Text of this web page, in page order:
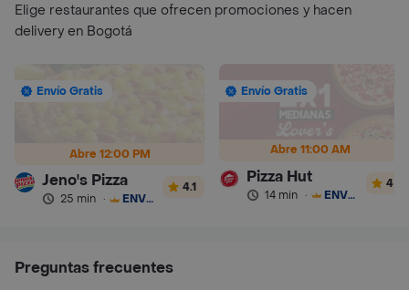
Elige restaurantes que ofrecen promociones y hacen
delivery en Bogotá
Abre 12:00 PM
Envío Gratis
Jeno's Pizza
25 min · ENVÍO GRATIS
4.1
Abre 11:00 AM
Envío Gratis
Pizza Hut
14 min · ENVÍO GRATIS
4
Preguntas frecuentes